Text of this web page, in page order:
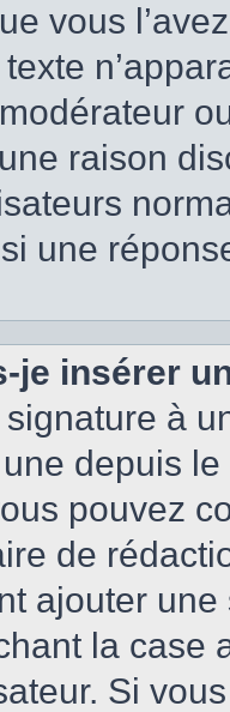
vous
raison
une
je insérer
à
depuis
pouvez
de
ajouter
la case
Si